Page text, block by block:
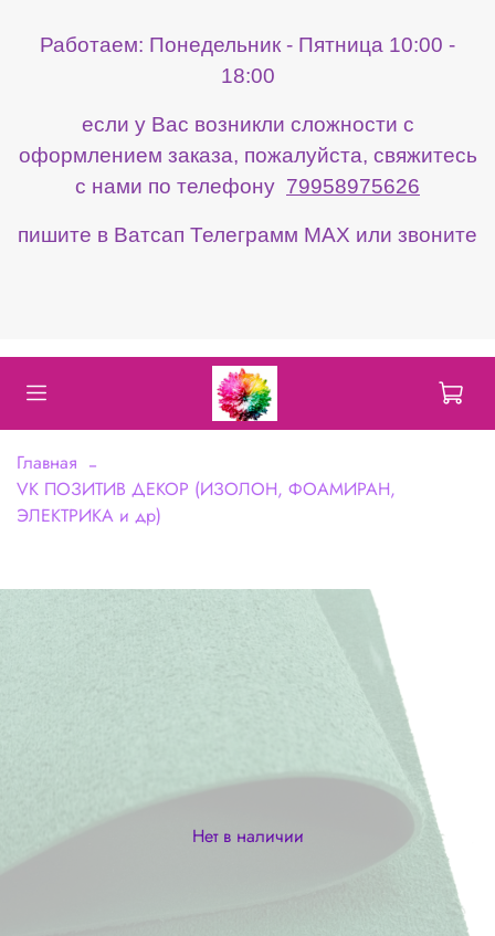
Работаем: Понедельник - Пятница 10:00 -
18:00
если у Вас возникли сложности с
оформлением заказа, пожалуйста, свяжитесь
с нами по телефону 79958975626
пишите в Ватсап Телеграмм МАХ или звоните
Главная
VK ПОЗИТИВ ДЕКОР (ИЗОЛОН, ФОАМИРАН,
ЭЛЕКТРИКА и др)
Нет в наличии